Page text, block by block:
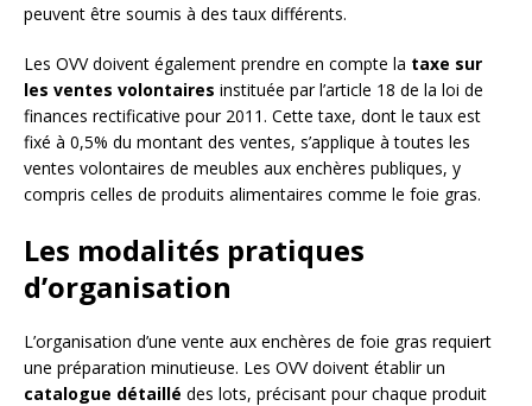
peuvent être soumis à des taux différents.
Les OVV doivent également prendre en compte la taxe sur
les ventes volontaires instituée par l’article 18 de la loi de
finances rectificative pour 2011. Cette taxe, dont le taux est
fixé à 0,5% du montant des ventes, s’applique à toutes les
ventes volontaires de meubles aux enchères publiques, y
compris celles de produits alimentaires comme le foie gras.
Les modalités pratiques
d’organisation
L’organisation d’une vente aux enchères de foie gras requiert
une préparation minutieuse. Les OVV doivent établir un
catalogue détaillé des lots, précisant pour chaque produit